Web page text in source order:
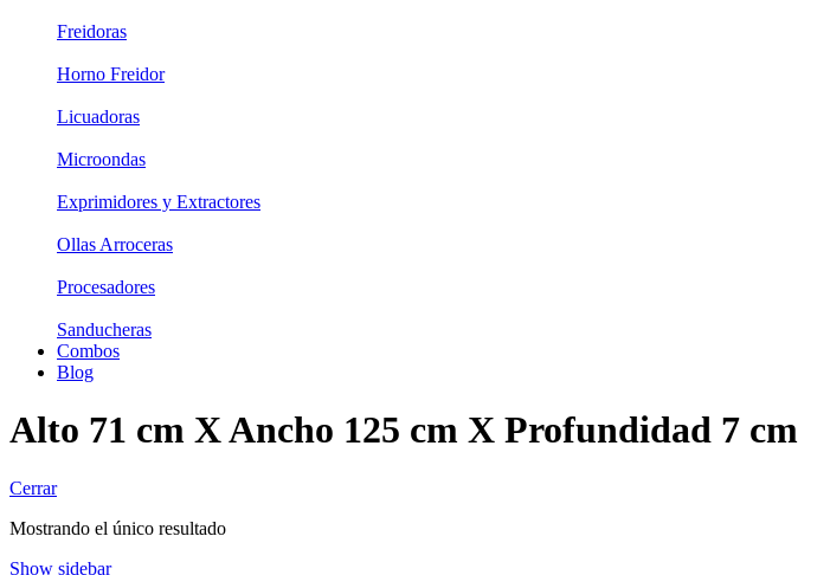
Freidoras
Horno Freidor
Licuadoras
Microondas
Exprimidores y Extractores
Ollas Arroceras
Procesadores
Sanducheras
Combos
Blog
Alto 71 cm X Ancho 125 cm X Profundidad 7 cm
Cerrar
Mostrando el único resultado
Show sidebar